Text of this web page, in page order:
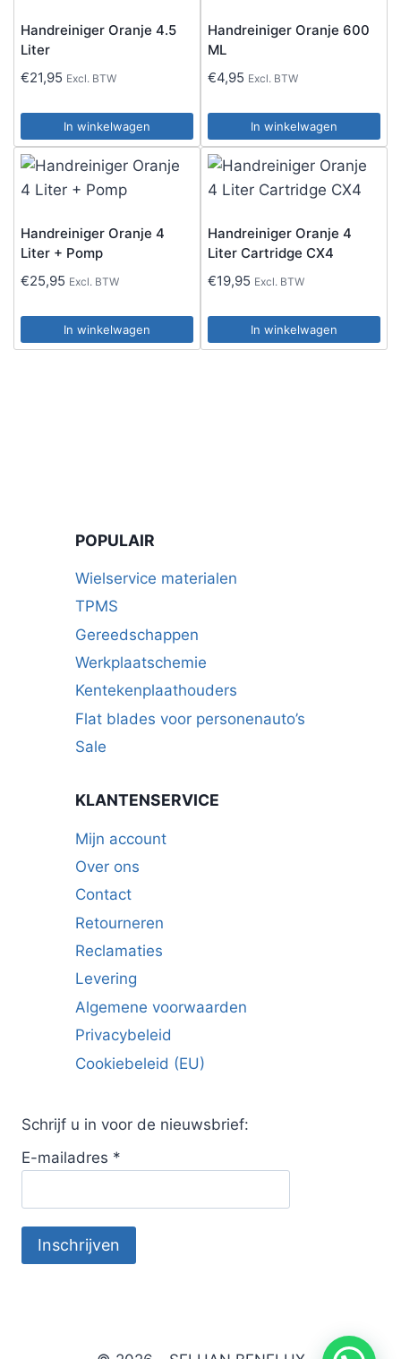
Handreiniger Oranje 4.5
Liter
€21,95 Excl. BTW
In winkelwagen
Handreiniger Oranje 600
ML
€4,95 Excl. BTW
In winkelwagen
Handreiniger Oranje 4
Liter + Pomp
€25,95 Excl. BTW
In winkelwagen
Handreiniger Oranje 4
Liter Cartridge CX4
€19,95 Excl. BTW
In winkelwagen
POPULAIR
Wielservice materialen
TPMS
Gereedschappen
Werkplaatschemie
Kentekenplaathouders
Flat blades voor personenauto’s
Sale
KLANTENSERVICE
Mijn account
Over ons
Contact
Retourneren
Reclamaties
Levering
Algemene voorwaarden
Privacybeleid
Cookiebeleid (EU)
Schrijf u in voor de nieuwsbrief:
E-mailadres *